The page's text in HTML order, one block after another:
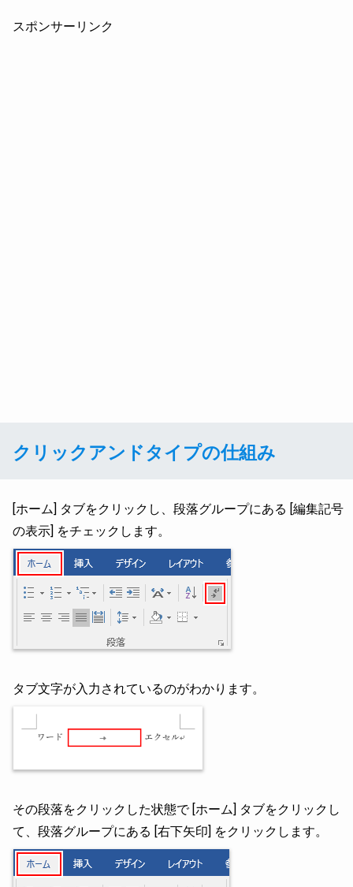
スポンサーリンク
クリックアンドタイプの仕組み
[ホーム] タブをクリックし、段落グループにある [編集記号
の表示] をチェックします。
タブ文字が入力されているのがわかります。
その段落をクリックした状態で [ホーム] タブをクリックし
て、段落グループにある [右下矢印] をクリックします。